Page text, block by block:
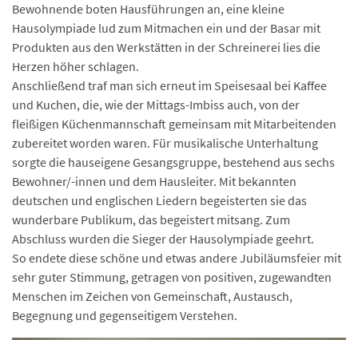
Bewohnende boten Hausführungen an, eine kleine
Hausolympiade lud zum Mitmachen ein und der Basar mit
Produkten aus den Werkstätten in der Schreinerei lies die
Herzen höher schlagen.
Anschließend traf man sich erneut im Speisesaal bei Kaffee
und Kuchen, die, wie der Mittags-Imbiss auch, von der
fleißigen Küchenmannschaft gemeinsam mit Mitarbeitenden
zubereitet worden waren. Für musikalische Unterhaltung
sorgte die hauseigene Gesangsgruppe, bestehend aus sechs
Bewohner/-innen und dem Hausleiter. Mit bekannten
deutschen und englischen Liedern begeisterten sie das
wunderbare Publikum, das begeistert mitsang. Zum
Abschluss wurden die Sieger der Hausolympiade geehrt.
So endete diese schöne und etwas andere Jubiläumsfeier mit
sehr guter Stimmung, getragen von positiven, zugewandten
Menschen im Zeichen von Gemeinschaft, Austausch,
Begegnung und gegenseitigem Verstehen.